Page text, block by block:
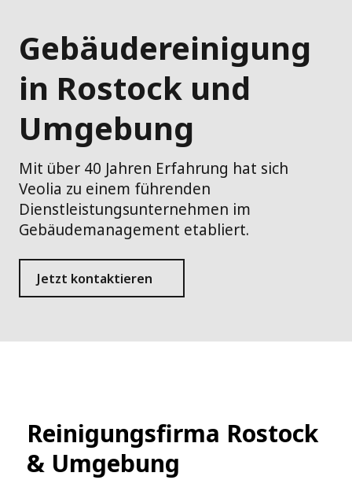
Gebäudereinigung
in Rostock und
Umgebung
Mit über 40 Jahren Erfahrung hat sich
Veolia zu einem führenden
Dienstleistungsunternehmen im
Gebäudemanagement etabliert.
Jetzt kontaktieren
Reinigungsfirma Rostock
& Umgebung